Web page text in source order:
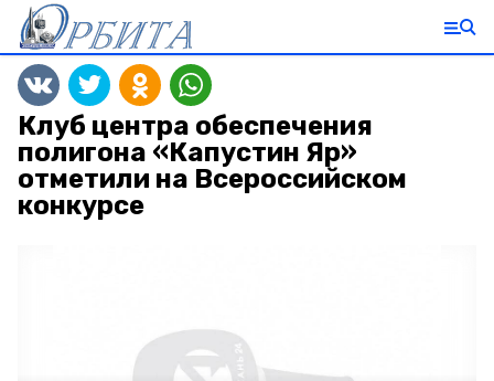
Клуб центра обеспечения
полигона «Капустин Яр»
отметили на Всероссийском
конкурсе